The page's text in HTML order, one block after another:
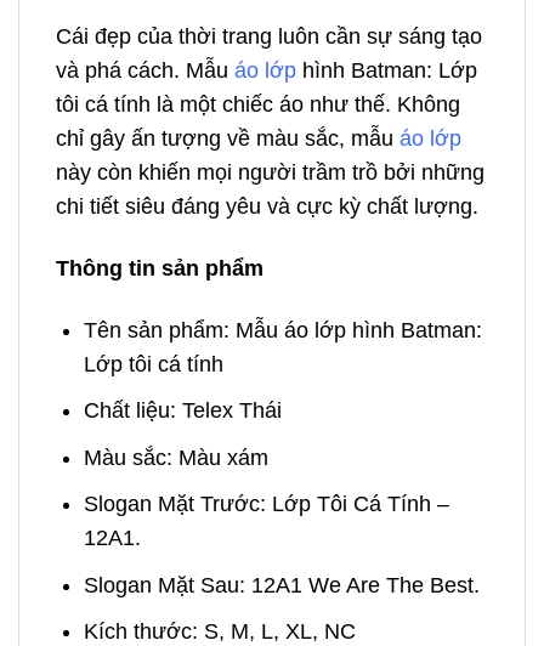
Cái đẹp của thời trang luôn cần sự sáng tạo
và phá cách. Mẫu áo lớp hình Batman: Lớp
tôi cá tính là một chiếc áo như thế. Không
chỉ gây ấn tượng về màu sắc, mẫu áo lớp
này còn khiến mọi người trầm trồ bởi những
chi tiết siêu đáng yêu và cực kỳ chất lượng.
Thông tin sản phẩm
Tên sản phẩm: Mẫu áo lớp hình Batman:
Lớp tôi cá tính
Chất liệu: Telex Thái
Màu sắc: Màu xám
Slogan Mặt Trước: Lớp Tôi Cá Tính –
12A1.
Slogan Mặt Sau: 12A1 We Are The Best.
Kích thước: S, M, L, XL, NC